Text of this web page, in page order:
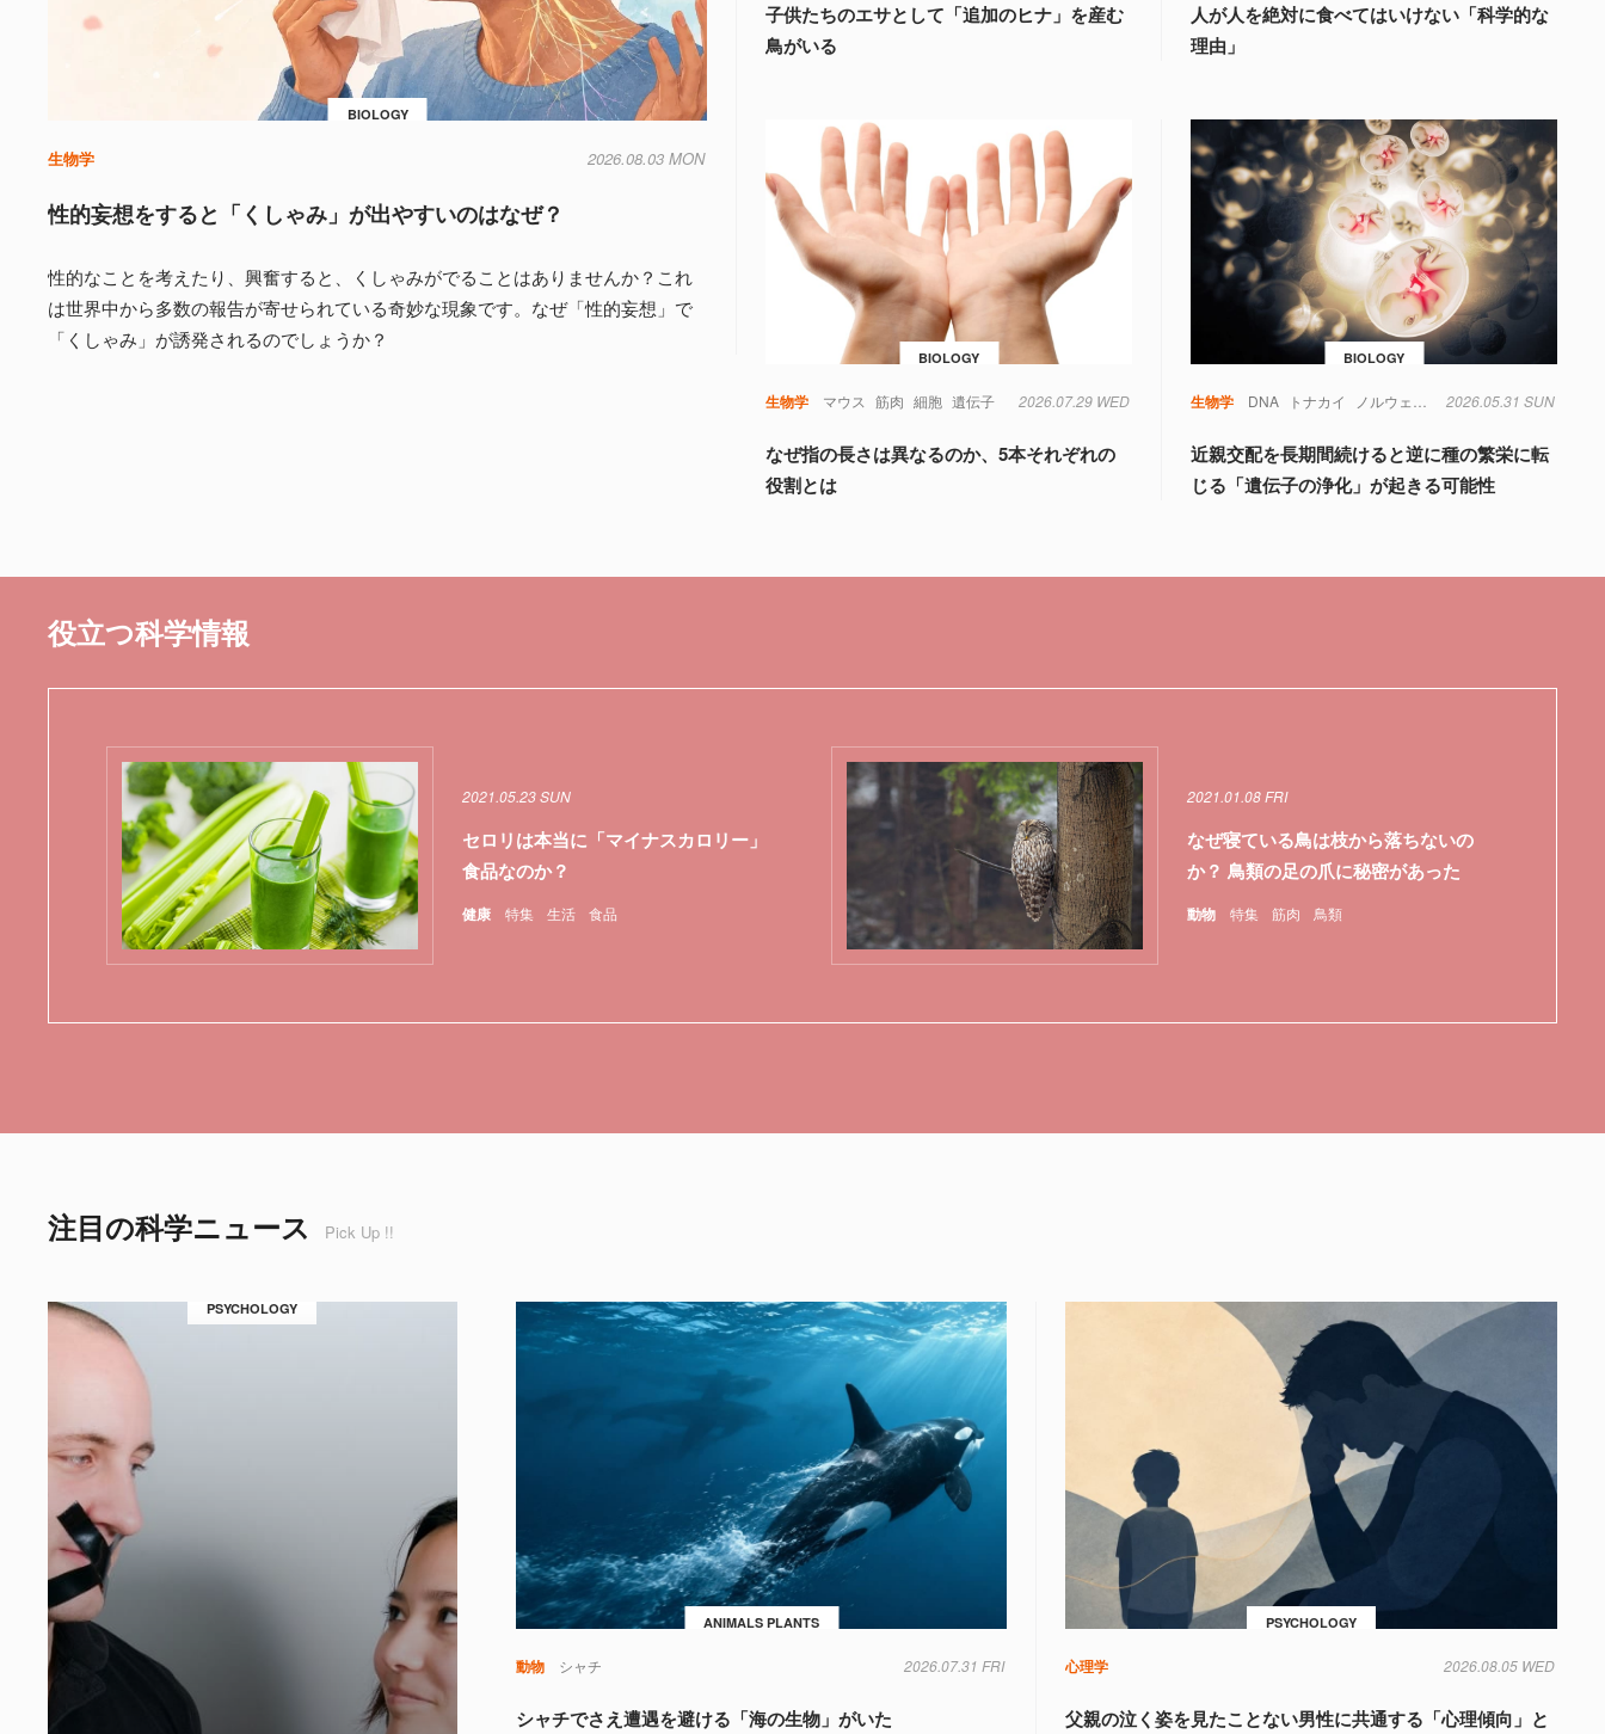
BIOLOGY
生物学 2026.08.03 MON
性的妄想をすると「くしゃみ」が出やすいのはなぜ？
性的なことを考えたり、興奮すると、くしゃみがでることはありませんか？これ
は世界中から多数の報告が寄せられている奇妙な現象です。なぜ「性的妄想」で
「くしゃみ」が誘発されるのでしょうか？
子供たちのエサとして「追加のヒナ」を産む
鳥がいる
人が人を絶対に食べてはいけない「科学的な
理由」
BIOLOGY
生物学 マウス 筋肉 細胞 遺伝子 2026.07.29 WED
なぜ指の長さは異なるのか、5本それぞれの
役割とは
BIOLOGY
生物学 DNA トナカイ ノルウェー 絶滅 遺伝子
2026.05.31 SUN
近親交配を長期間続けると逆に種の繁栄に転
じる「遺伝子の浄化」が起きる可能性
役立つ科学情報
健康 特集 生活 食品
2021.05.23 SUN
セロリは本当に「マイナスカロリー」
食品なのか？
動物 特集 筋肉 鳥類
2021.01.08 FRI
なぜ寝ている鳥は枝から落ちないの
か？ 鳥類の足の爪に秘密があった
注目の科学ニュース Pick Up !!
PSYCHOLOGY
ANIMALS PLANTS
動物 シャチ 2026.07.31 FRI
シャチでさえ遭遇を避ける「海の生物」がいた
PSYCHOLOGY
心理学 2026.08.05 WED
父親の泣く姿を見たことない男性に共通する「心理傾向」と